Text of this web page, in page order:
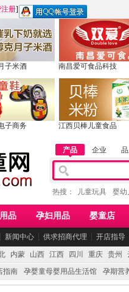
册]
子米酒 南昌爱可食品科技
子商务 江西贝棒儿童食品
产品 企业
热搜： 儿童玩具 婴幼
品 孕妇用品 婴童店
┆ 新闻中心 ┆ 供求招商代理 ┆ 开店指导
内蒙 山西 江西 四川 重庆 贵州
指南 孕婴童母婴用品生活馆 孕期营